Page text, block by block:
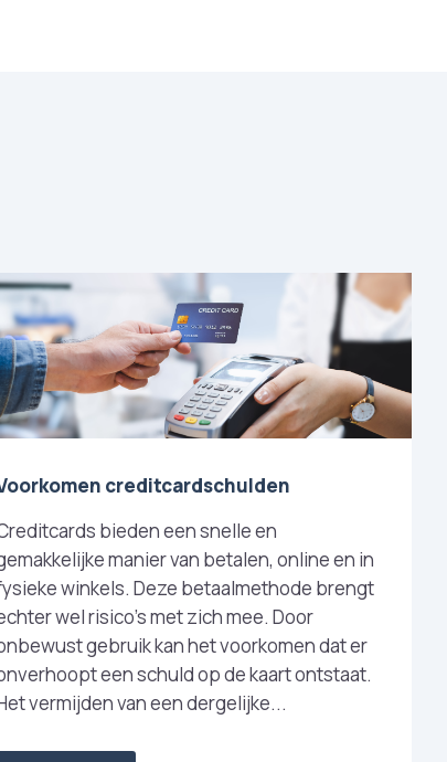
creditcardschulden
bieden een snelle en
manier van betalen, online en in
winkels. Deze betaalmethode brengt
wel risico's met zich mee. Door
gebruik kan het voorkomen dat er
een schuld op de kaart ontstaat.
vermijden van een dergelijke...